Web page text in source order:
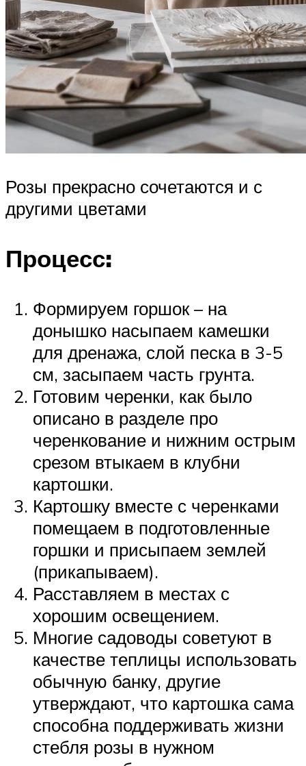
Розы прекрасно сочетаются и с
другими цветами
Процесс:
Формируем горшок – на
донышко насыпаем камешки
для дренажа, слой песка в 3-5
см, засыпаем часть грунта.
Готовим черенки, как было
описано в разделе про
черенкование и нижним острым
срезом втыкаем в клубни
картошки.
Картошку вместе с черенками
помещаем в подготовленные
горшки и присыпаем землей
(прикапываем).
Расставляем в местах с
хорошим освещением.
Многие садоводы советуют в
качестве теплицы использовать
обычную банку, другие
утверждают, что картошка сама
способна поддерживать жизни
стебля розы в нужном